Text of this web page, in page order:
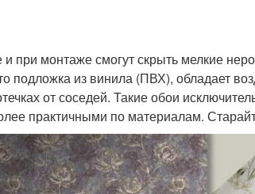
при монтаже смогут скрыть мелкие
подложка из винила (ПВХ), обладает
от соседей. Такие обои
практичными по материалам.